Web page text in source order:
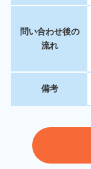
問い合わせ後の
流れ
備考